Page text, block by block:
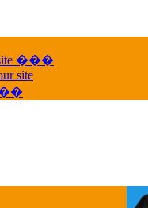
���
site